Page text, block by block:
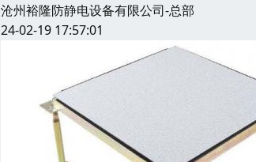
沧州裕隆防静电设备有限公司-总部
24-02-19 17:57:01